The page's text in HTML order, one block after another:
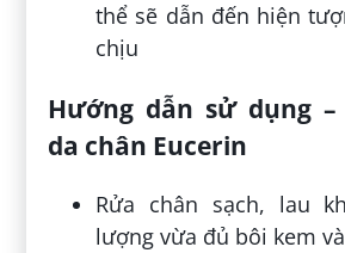
thể sẽ dẫn đến hiện
chịu
Hướng dẫn sử dụng
da chân Eucerin
Rửa chân sạch, lau
lượng vừa đủ bôi kem